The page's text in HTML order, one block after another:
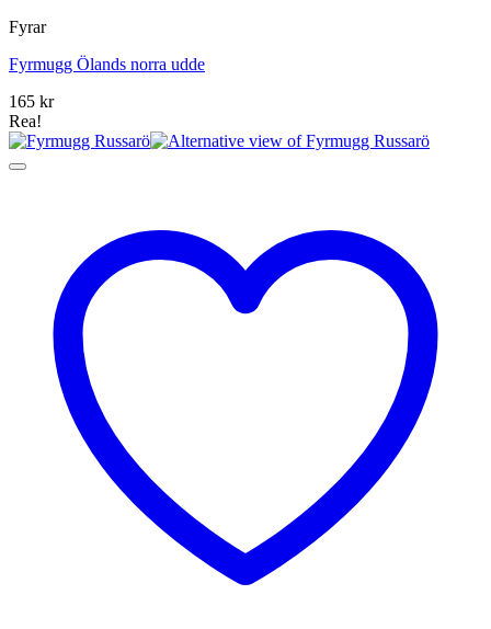
Fyrar
Fyrmugg Ölands norra udde
165 kr
Rea!